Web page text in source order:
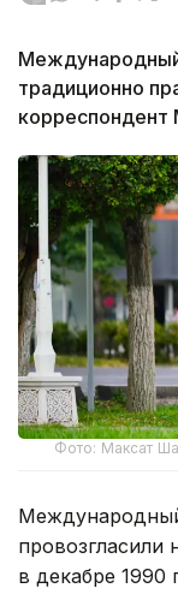
традиционно
Фото: Максат
провозгласили
в декабре